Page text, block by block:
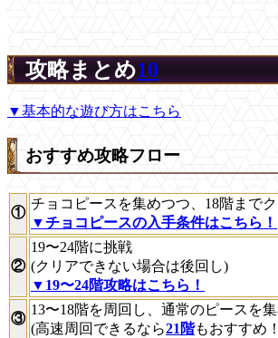
攻略まとめ10
▼基本的な遊び方はこちら
おすすめ攻略フロー
①
チョコピースを集めつつ、18階まで
▼チョコピースの入手条件はこちら！
②
19〜24階に挑戦
(クリアできない場合は後回し)
▼19〜24階攻略はこちら！
③
13〜18階を周回し、通常のピースを
(高速周回できるなら21階もおすすめ